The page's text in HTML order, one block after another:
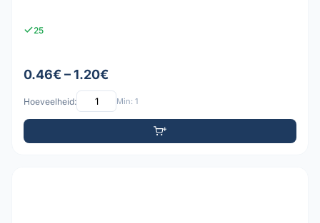
25
0.46€ – 1.20€
Hoeveelheid: Min: 1